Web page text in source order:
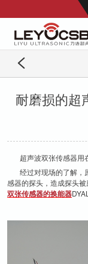
耐磨损的超
超声波双张传感器用
经过对现场的了解，
感器的探头，造成探头
双张传感器的换能器